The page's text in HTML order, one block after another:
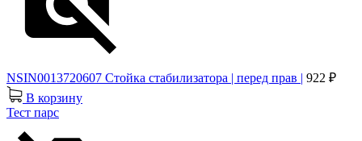
NSIN0013720607 Стойка стабилизатора | перед прав | 922 ₽
В корзину
Тест парс